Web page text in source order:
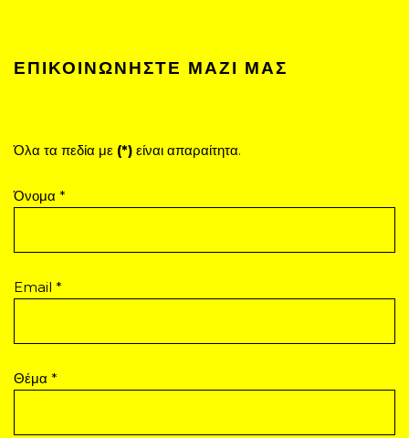
ΕΠΙΚΟΙΝΩΝΉΣΤΕ ΜΑΖΊ ΜΑΣ
Όλα τα πεδία με (*) είναι απαραίτητα.
Όνομα *
Email *
Θέμα *